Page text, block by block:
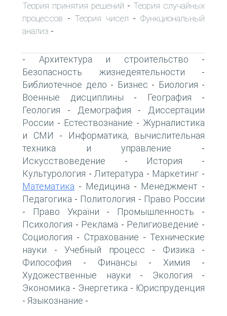
Теория принятия решений - Теория случайных
процессов - Теория чисел -Функциональный
анализ -
- Архитектура и строительство -
Безопасность жизнедеятельности -
Библиотечное дело - Бизнес - Биология -
Военные дисциплины - География -
Геология - Демография - Диссертации
России - Естествознание - Журналистика
и СМИ -
Информатика, вычислительная
техника и управление -
Искусствоведение - История -
Культурология -Литература - Маркетинг -
Математика - Медицина - Менеджмент -
Педагогика - Политология - Право России
- Право України - Промышленность -
Психология - Реклама - Религиоведение -
Социология - Страхование - Технические
науки - Учебный процесс - Физика -
Философия - Финансы - Химия -
Художественные науки - Экология -
Экономика - Энергетика - Юриспруденция
- Языкознание -